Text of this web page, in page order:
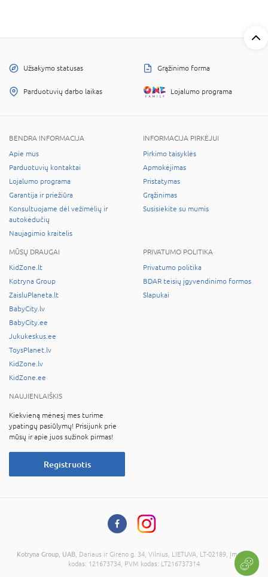
Užsakymo statusas Grąžinimo forma
Parduotuvių darbo laikas Lojalumo programa
BENDRA INFORMACIJA
Apie mus
Parduotuvių kontaktai
Lojalumo programa
Garantija ir priežiūra
Konsultuojame dėl vežimėlių ir
autokėdučių
Naujagimio kraitelis
INFORMACIJA PIRKĖJUI
Pirkimo taisyklės
Apmokėjimas
Pristatymas
Grąžinimas
Susisiekite su mumis
MŪSŲ DRAUGAI
KidZone.lt
Kotryna Group
ZaisluPlaneta.lt
BabyCity.lv
BabyCity.ee
Jukukeskus.ee
ToysPlanet.lv
KidZone.lv
KidZone.ee
PRIVATUMO POLITIKA
Privatumo politika
BDAR teisių įgyvendinimo formos
Slapukai
NAUJIENLAIŠKIS
Kiekvieną mėnesį mes turime
ypatingų pasiūlymų! Prisijunk prie
mūsų ir apie juos sužinok pirmas!
Registruotis
Kotryna Group, UAB , Dariaus ir Girėno g. 34, Vilnius, LIETUVA, LT-02189, Įmonės
kodas: 121673734, PVM kodas: LT216737314